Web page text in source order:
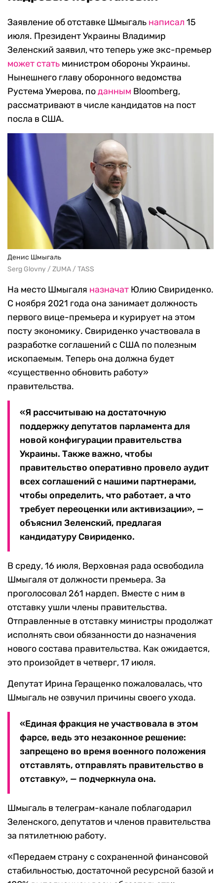
Заявление об отставке Шмыгаль написал 15
июля. Президент Украины Владимир
Зеленский заявил, что теперь уже экс-премьер
может стать министром обороны Украины.
Нынешнего главу оборонного ведомства
Рустема Умерова, поданным Bloomberg,
рассматривают в числе кандидатов на пост
посла в США.
Денис Шмыгаль
Serg Glovny / ZUMA / TASS
На место Шмыгаля назначат Юлию Свириденко.
С ноября 2021 года она занимает должность
первого вице-премьера и курирует на этом
посту экономику. Свириденко участвовала в
разработке соглашений с США по полезным
ископаемым. Теперь она должна будет
«существенно обновить работу»
правительства.
«Я рассчитываю на достаточную
поддержку депутатов парламента для
новой конфигурации правительства
Украины. Также важно, чтобы
правительство оперативно провело аудит
всех соглашений с нашими партнерами,
чтобы определить, что работает, а что
требует переоценки или активизации», —
объяснил Зеленский, предлагая
кандидатуру Свириденко.
В среду, 16 июля, Верховная рада освободила
Шмыгаля от должности премьера. За
проголосовал 261 нардеп. Вместе с ним в
отставку ушли члены правительства.
Отправленные в отставку министры продолжат
исполнять свои обязанности до назначения
нового состава правительства. Как ожидается,
это произойдет в четверг, 17 июля.
Депутат Ирина Геращенко пожаловалась, что
Шмыгаль не озвучил причины своего ухода.
«Единая фракция не участвовала в этом
фарсе, ведь это незаконное решение:
запрещено во время военного положения
отставлять, отправлять правительство в
отставку», — подчеркнула она.
Шмыгаль в телеграм-канале поблагодарил
Зеленского, депутатов и членов правительства
за пятилетнюю работу.
«Передаем страну с сохраненной финансовой
стабильностью, достаточной ресурсной базой и